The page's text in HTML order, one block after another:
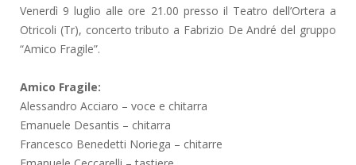
Venerdì 9 luglio alle ore 21.00 presso il Teatro dell’Ortera a
Otricoli (Tr), concerto tributo a Fabrizio De André del gruppo
“Amico Fragile”.
Amico Fragile:
Alessandro Acciaro – voce e chitarra
Emanuele Desantis – chitarra
Francesco Benedetti Noriega – chitarre